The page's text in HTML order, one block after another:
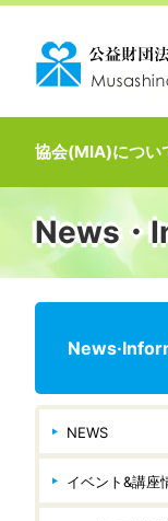
協会(MIA)につい
News・
NEWS
イベント&講座